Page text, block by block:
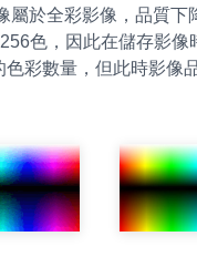
屬於全彩影像，品質下
色，因此在儲存影像
色彩數量，但此時影像